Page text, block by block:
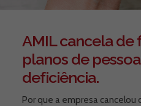
AMIL cancela
planos de
deficiência.
Por que a empresa